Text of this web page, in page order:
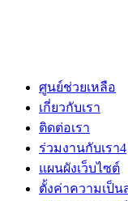
ศูนย์ช่วยเหลือ
เกี่ยวกับเรา
ติดต่อเรา
ร่วมงานกับเรา4
แผนผังเว็บไซต์
ตั้งค่าความเป็น